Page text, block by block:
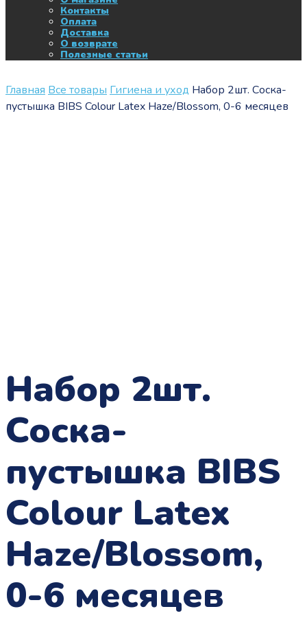
Контакты
Оплата
Доставка
О возврате
Полезные статьи
Главная Все товары Гигиена и уход Набор 2шт. Соска-
пустышка BIBS Colour Latex Haze/Blossom, 0-6 месяцев
Набор 2шт.
Соска-
пустышка BIBS
Colour Latex
Haze/Blossom,
0-6 месяцев